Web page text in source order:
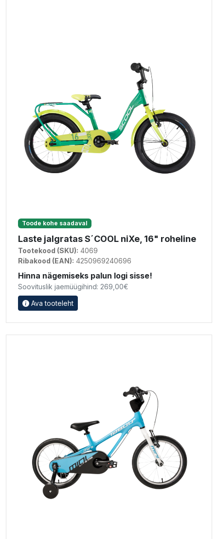
Toode kohe saadaval
Laste jalgratas S´COOL niXe, 16" roheline
Tootekood (SKU): 4069
Ribakood (EAN): 4250969240696
Hinna nägemiseks palun logi sisse!
Soovituslik jaemüügihind: 269,00€
Ava tooteleht